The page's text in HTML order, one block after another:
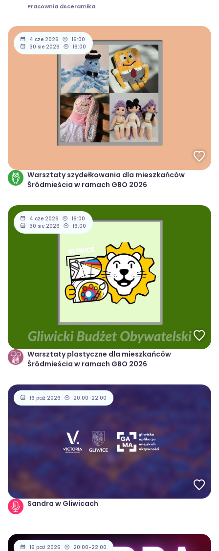
Pracownia dsceramika
4 cze 2026
16:00
30 sie 2026
16:00
Warsztaty szydełkowania dla mieszkańców
Śródmieścia w ramach GBO 2026
4 cze 2026
16:00
30 sie 2026
16:00
Warsztaty plastyczne dla mieszkańców
Śródmieścia w ramach GBO 2026
16 paź 2026 20:00-22:00
Sandra w Gliwicach
16 paź 2026 20:00-22:00